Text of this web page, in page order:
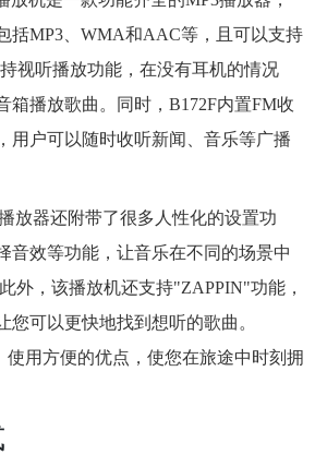
括MP3、WMA和AAC等，且可以支持
视听播放功能，在没有耳机的情况
箱播放歌曲。同时，B172F内置FM收
用户可以随时收听新闻、音乐等广播
放器还附带了很多人性化的设置功
音效等功能，让音乐在不同的场景中
外，该播放机还支持"ZAPPIN"功能，
您可以更快地找到想听的歌曲。
使用方便的优点，使您在旅途中时刻拥